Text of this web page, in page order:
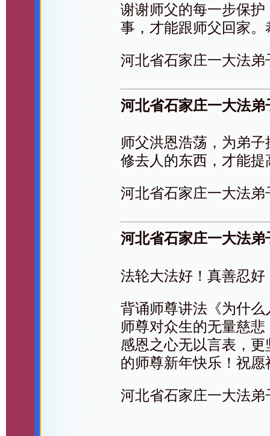
谢谢师父的每一步保
事，才能跟师父回家
河北省石家庄一大法弟
河北省石家庄一大法
师父洪恩浩荡，为弟
修去人的东西，才能
河北省石家庄一大法弟
河北省石家庄一大法
法轮大法好！真善忍好
背诵师尊讲法《为什
师尊对众生的无量慈
感恩之心无以言表，
的师尊新年快乐！祝
河北省石家庄一大法弟